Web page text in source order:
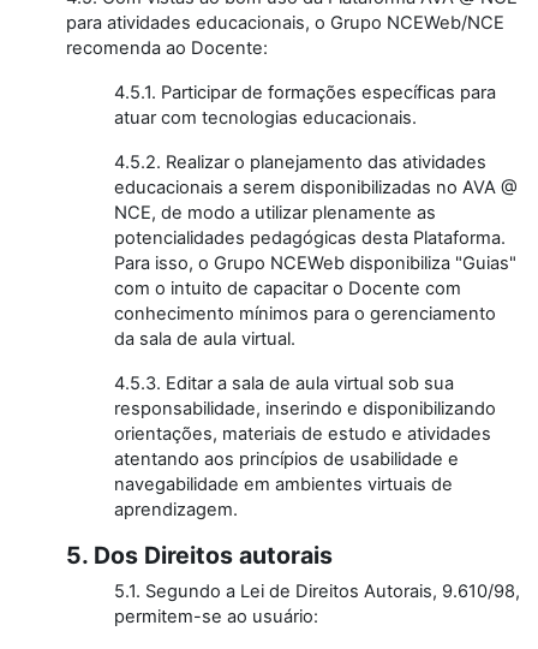
para atividades educacionais, o Grupo NCEWeb/NCE
recomenda ao Docente:
4.5.1. Participar de formações específicas para
atuar com tecnologias educacionais.
4.5.2. Realizar o planejamento das atividades
educacionais a serem disponibilizadas no AVA @
NCE, de modo a utilizar plenamente as
potencialidades pedagógicas desta Plataforma.
Para isso, o Grupo NCEWeb disponibiliza "Guias"
com o intuito de capacitar o Docente com
conhecimento mínimos para o gerenciamento
da sala de aula virtual.
4.5.3. Editar a sala de aula virtual sob sua
responsabilidade, inserindo e disponibilizando
orientações, materiais de estudo e atividades
atentando aos princípios de usabilidade e
navegabilidade em ambientes virtuais de
aprendizagem.
5. Dos Direitos autorais
5.1. Segundo a Lei de Direitos Autorais, 9.610/98,
permitem-se ao usuário: